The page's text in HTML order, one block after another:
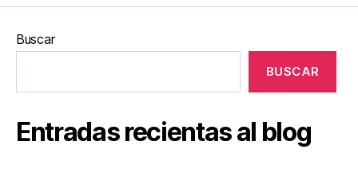
Buscar
BUSCAR
Entradas recientas al blog